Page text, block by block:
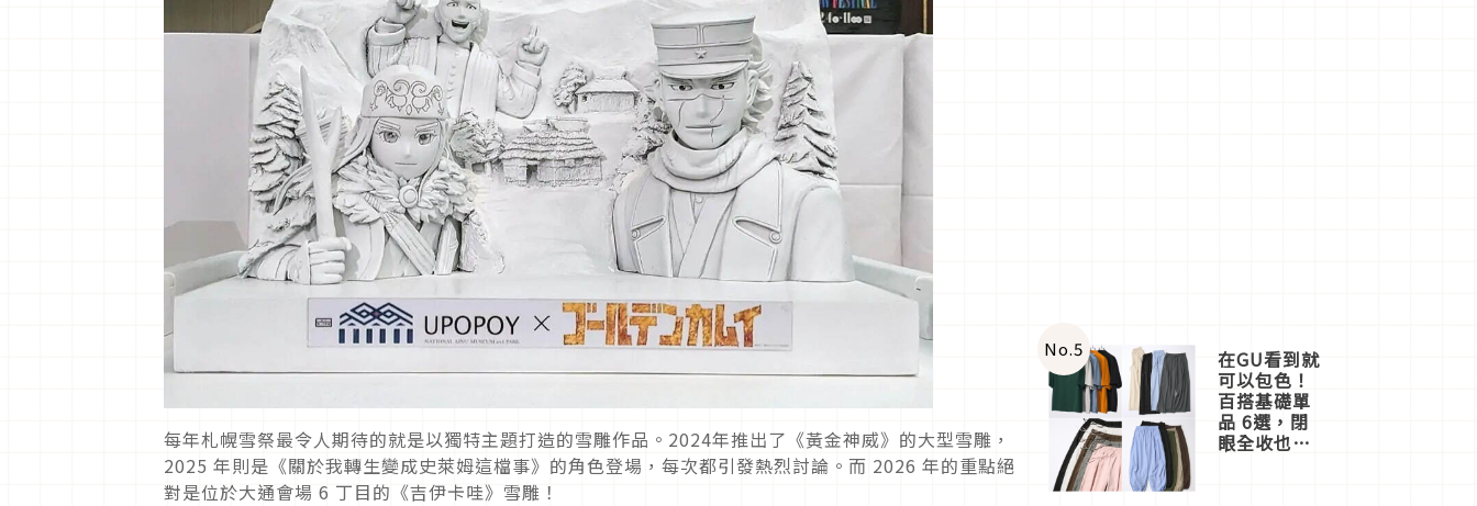
每年札幌雪祭最令人期待的就是以獨特主題打造的雪雕作品。2024年推出了《黃金神威》的大型雪雕，
2025 年則是《關於我轉生變成史萊姆這檔事》的角色登場，每次都引發熱烈討論。而 2026 年的重點絕
對是位於大通會場 6 丁目的《吉伊卡哇》雪雕！
No.5 在GU看到就
可以包色！
百搭基礎單
品 6選，閉
眼全收也不